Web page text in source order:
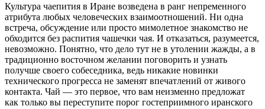
Культура чаепития в Иране возведена в ранг непременного
атрибута любых человеческих взаимоотношений. Ни одна
встреча, обсуждение или просто мимолетное знакомство не
обходится без распития чашечки чая. И отказаться, разумеется,
невозможно. Понятно, что дело тут не в утолении жажды, а в
традиционно восточном желании поговорить и узнать
получше своего собеседника, ведь никакие новинки
технического прогресса не заменят впечатлений от живого
контакта. Чай — это первое, что вам неизменно предложат
как только вы переступите порог гостеприимного иранского